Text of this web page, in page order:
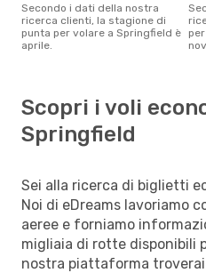
Secondo i dati della nostra
ricerca clienti, la stagione di
punta per volare a Springfield è
aprile.
Secondo i dati della nostra
Scopri i voli
Springfield
Sei alla ricerca di biglietti
Noi di eDreams lavoriamo
aeree e forniamo
migliaia di rotte disponibili
nostra piattaforma